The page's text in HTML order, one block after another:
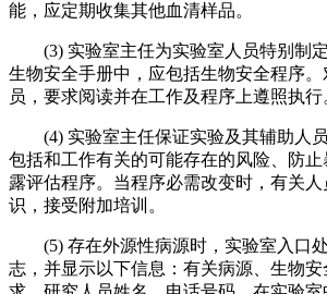
能，应定期收集其他血清样品。
(3) 实验室主任为实验室人员特别制
生物安全手册中，应包括生物安全程序。
员，要求阅读并在工作及程序上遵照执行
(4) 实验室主任保证实验及其辅助人员
包括和工作有关的可能存在的风险、防
露评估程序。当程序必需改变时，有关
识，接受附加培训。
(5) 存在外源性病源时，实验室入口
志，并显示以下信息：有关病源、生物